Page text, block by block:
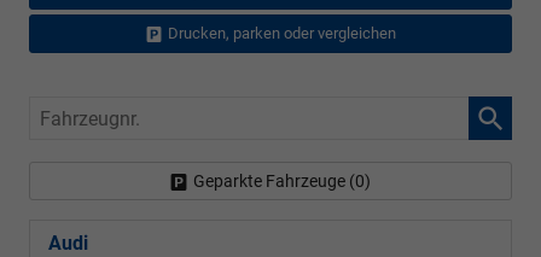
Drucken, parken oder vergleichen
Fahrzeugnr.
Geparkte Fahrzeuge (0)
Audi